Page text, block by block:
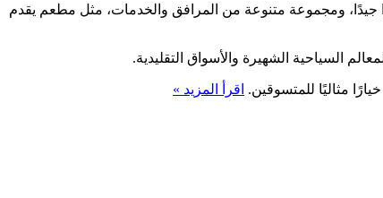
جيدًا، ومجموعة متنوعة من المرافق والخدمات، مثل مطعم يقدم
السياحية الشهيرة والأسواق التقليدية.
مثاليًا للمتسوقين. اقرأ المزيد »